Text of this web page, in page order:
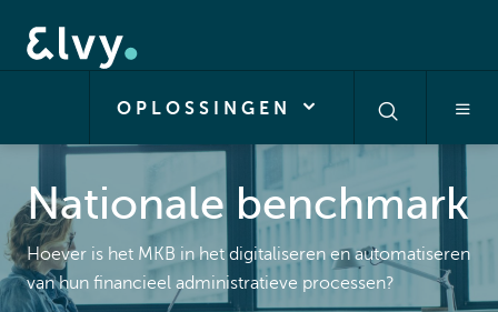
OPLOSSINGEN
Nationale benchmark
Hoever is het MKB in het digitaliseren en automatiseren
van hun financieel administratieve processen?